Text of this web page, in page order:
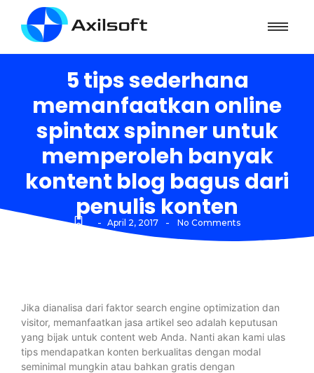
5 tips sederhana
memanfaatkan online
spintax spinner untuk
memperoleh banyak
kontent blog bagus dari
penulis konten
- April 2, 2017 - No Comments
Jika dianalisa dari faktor search engine optimization dan
visitor, memanfaatkan jasa artikel seo adalah keputusan
yang bijak untuk content web Anda. Nanti akan kami ulas
tips mendapatkan konten berkualitas dengan modal
seminimal mungkin atau bahkan gratis dengan